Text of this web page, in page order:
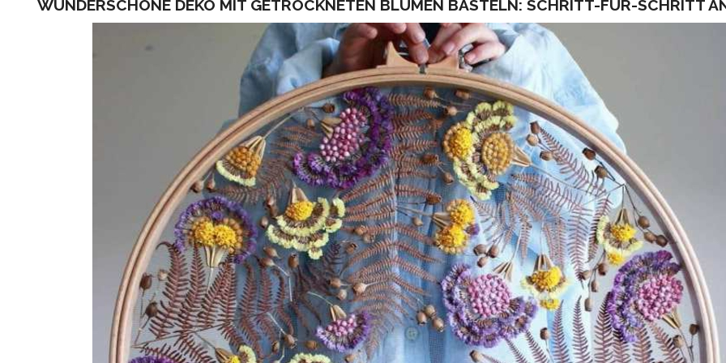
WUNDERSCHÖNE DEKO MIT GETROCKNETEN BLUMEN BASTELN: SCHRITT-FÜR-SCHRITT